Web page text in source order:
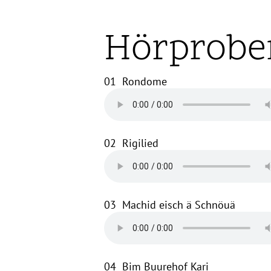
01 Rondome
02 Rigilied
03 Machid eisch ä Schnöuä
04 Bim Buurehof Kari